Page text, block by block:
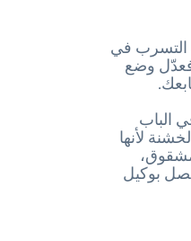
التسرب في
فعدّل وضع
الباب
لأنها
بوكيل